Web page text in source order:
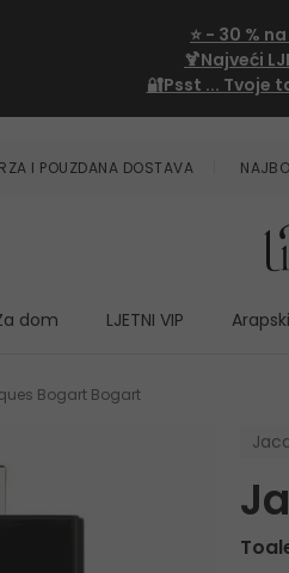
⭐ - 30 %
🍹Najveći
🔐Psst ... Tvoje
I POUZDANA DOSTAVA
dom LJETNI VIP
Bogart Bogart